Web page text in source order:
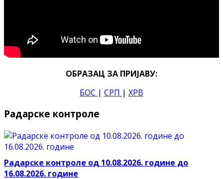
ОБРАЗАЦ ЗА ПРИЈАВУ:
БОС | СРП | ХРВ
Радарске контроле
Радарске контроле од 10.08.2026. године до
16.08.2026. године